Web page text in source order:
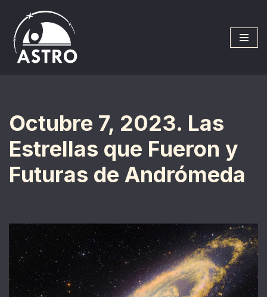
Saltar
al
contenido
Octubre 7, 2023. Las
Estrellas que Fueron y
Futuras de Andrómeda